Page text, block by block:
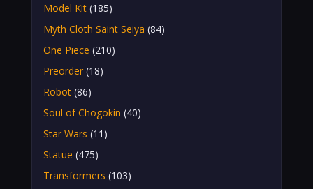
Model Kit (185)
Myth Cloth Saint Seiya (84)
One Piece (210)
Preorder (18)
Robot (86)
Soul of Chogokin (40)
Star Wars (11)
Statue (475)
Transformers (103)